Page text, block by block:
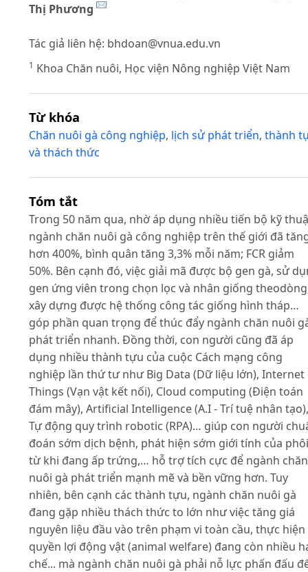
Thị Phương
Tác giả liên hệ: bhdoan@vnua.edu.vn
1 Khoa Chăn nuôi, Học viện Nông nghiệp Việt Nam
Từ khóa
Chăn nuôi gà công nghiệp, lịch sử phát triển, thành
và thách thức
Tóm tắt
Trong 50 năm qua, nhờ áp dụng nhiều tiến bộ kỹ
ngành chăn nuôi gà công nghiệp trên thế giới đã
hơn 400%, bình quân tăng 3,3% mỗi năm; FCR giảm
50%. Bên cạnh đó, việc giải mã được bộ gen gà, sử
gen ứng viên trong chọn lọc và nhân giống
xây dựng được hệ thống công tác giống hình tháp…
góp phần quan trọng để thúc đẩy ngành chăn nuôi
phát triển nhanh. Đồng thời, con người cũng đã áp
dụng nhiều thành tựu của cuộc Cách mạng công
nghiệp lần thứ tư như Big Data (Dữ liệu lớn), Internet
Things (Vạn vật kết nối), Cloud computing (Điện toán
đám mây), Artificial Intelligence (A.I - Trí tuệ nhân tạo),
Tự động quy trình robotic (RPA)… giúp con người
đoán sớm dịch bệnh, phát hiện sớm giới tính của phôi
từ khi đang ấp trứng,… hỗ trợ tích cực để ngành chăn
nuôi gà phát triển mạnh mẽ và bền vững hơn. Tuy
nhiên, bên cạnh các thành tựu, ngành chăn nuôi gà
đang gặp nhiều thách thức to lớn như việc tăng giá
nguyên liệu đầu vào trên phạm vi toàn cầu, thực hiện
quyền lợi động vật (animal welfare) đang còn nhiều
chế... mà ngành chăn nuôi gà phải nỗ lực phấn đấu